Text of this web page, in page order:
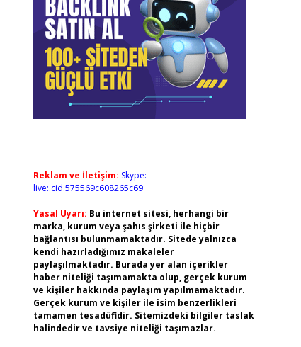
Reklam ve İletişim: Skype:
live:.cid.575569c608265c69
Yasal Uyarı: Bu internet sitesi, herhangi bir
marka, kurum veya şahıs şirketi ile hiçbir
bağlantısı bulunmamaktadır. Sitede yalnızca
kendi hazırladığımız makaleler
paylaşılmaktadır. Burada yer alan içerikler
haber niteliği taşımamakta olup, gerçek kurum
ve kişiler hakkında paylaşım yapılmamaktadır.
Gerçek kurum ve kişiler ile isim benzerlikleri
tamamen tesadüfidir. Sitemizdeki bilgiler taslak
halindedir ve tavsiye niteliği taşımazlar.